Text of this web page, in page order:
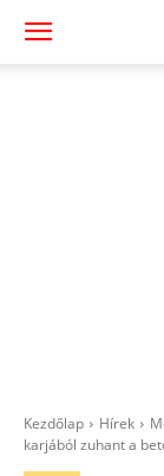
Kezdőlap Hírek
karjából zuhant a